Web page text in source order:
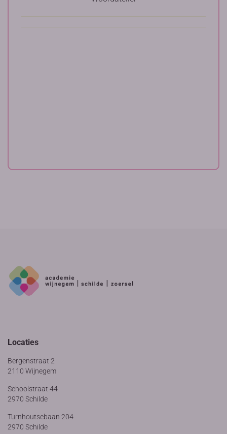
Locaties
Bergenstraat 2
2110 Wijnegem
Schoolstraat 44
2970 Schilde
Turnhoutsebaan 204
2970 Schilde